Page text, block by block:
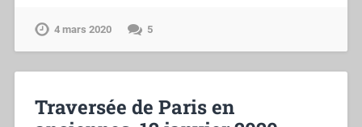
4 mars 2020 5
Traversée de Paris en